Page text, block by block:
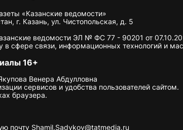
«Казанские ведомости»
г. Казань, ул. Чистопольская, д. 5
ведомости ЭЛ № ФС 77 - 90201 от
в сфере связи, информационных технологий и
16+
Венера Абдулловна
сервисов и удобства пользователей сайтом.
браузера.
почту Shamil.Sadykov@tatmedia.ru